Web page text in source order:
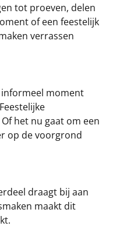
tot proeven, delen
of een feestelijk
verrassen
informeel moment
het nu gaat om een
op de voorgrond
draagt bij aan
maakt dit